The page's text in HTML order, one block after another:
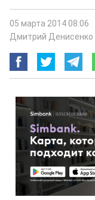
05 марта 2014 08:06
Дмитрий Денисенко